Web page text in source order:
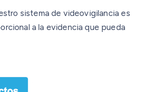
sistema de videovigilancia es
a la evidencia que pueda